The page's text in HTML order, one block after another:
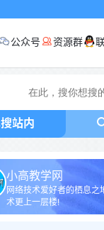
公众号 资源群
搜站内
小高教学网
网络技术爱好者的栖息之
术更上一层楼!